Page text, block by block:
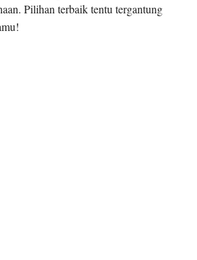
Pilihan terbaik tentu tergantung